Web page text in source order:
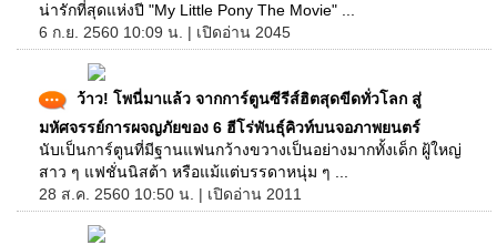
น่ารักที่สุดแห่งปี "My Little Pony The Movie" ...
6 ก.ย. 2560 10:09 น. | เปิดอ่าน 2045
ว้าว! โพนี่มาแล้ว จากการ์ตูนซีรีส์ฮิตสุดขีดทั่วโลก สู่
มหัศจรรย์การผจญภัยของ 6 ฮีโร่พันธุ์คิวท์บนจอภาพยนตร์
นับเป็นการ์ตูนที่มีฐานแฟนกว้างขวางเป็นอย่างมากทั้งเด็ก ฝู้ใหญ่
สาว ๆ แฟชั่นนิสต้า หรือแม้แต่บรรดาหนุ่ม ๆ ...
28 ส.ค. 2560 10:50 น. | เปิดอ่าน 2011